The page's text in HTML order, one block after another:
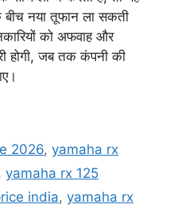
बीच नया तूफान ला सकती
को अफवाह और
होगी, जब तक कंपनी की
2026,yamaha rx
yamaha rx 125
india, yamaha rx